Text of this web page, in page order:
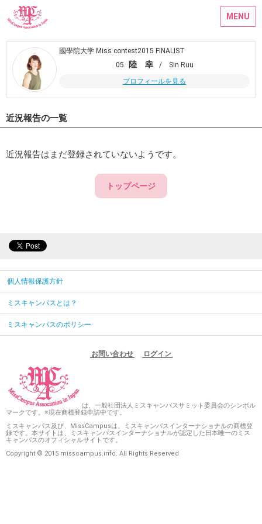
MENU
國學院大学 Miss contest2015 FINALIST
05. 陸 幸
/ Sin Ruu
プロフィールを見る
近況報告の一覧
近況報告はまだ登録されていないようです。
トップページ
個人情報保護方針
ミスキャンパスとは？
ミスキャンパスのポリシー
お問い合わせ ログイン
は、一般社団法人ミスキャンパスサミット委員会のシンボル
マークです。※現在商標登録申請中です。
ミスキャンパス及び、MissCampusは、ミスキャンパスインターナショナルの商標登
録です。本サイトは、ミスキャンパスインターナショナルが認定した日本唯一のミス
キャンパスのオフィシャルサイトです。
Copyright © 2015 misscampus.info. All Rights Reserved